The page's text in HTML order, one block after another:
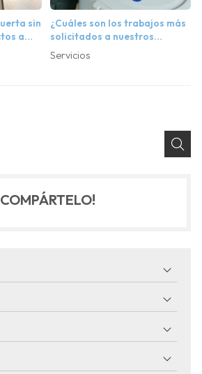
sin
a
¿Cuáles son los trabajos más
solicitados a nuestros
fontaneros en Ponteareas?
Servicios